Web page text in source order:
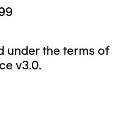
under the terms of
v3.0.